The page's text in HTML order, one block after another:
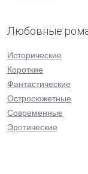
Любовные
Исторические
Короткие
Фантастические
Остросюжетные
Современные
Эротические